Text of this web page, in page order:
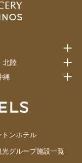
トンホテル
光グループ施設一覧
北陸
縄